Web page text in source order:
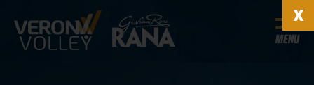
MENU